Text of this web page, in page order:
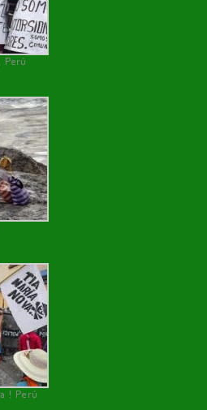
Perú
! Perú